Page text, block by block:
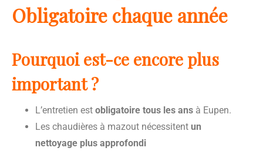
Obligatoire chaque année
Pourquoi est-ce encore plus
important ?
L’entretien est obligatoire tous les ans à Eupen.
Les chaudières à mazout nécessitent un
nettoyage plus approfondi